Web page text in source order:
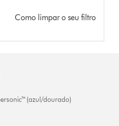
Como limpar o seu filtro
(azul/dourado)